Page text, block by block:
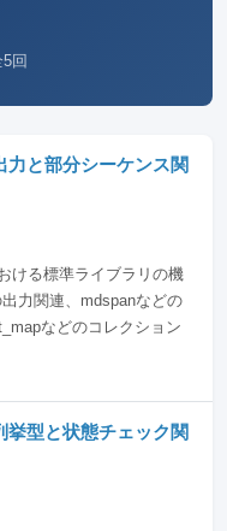
回
と部分シーケンス関
ける標準ライブラリの機
力関連、mdspanなどの
などのコレクション
型と状態チェック関